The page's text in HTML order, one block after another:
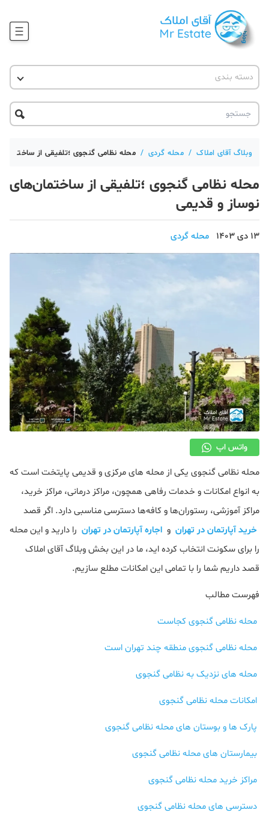
آموزش املاک
حقوقی
آکادمی
دسته بندی
آقای مشاور املاک
آکادمی آقای املاک
آموزش املاک
آموزش پلتفرم آقای املاک
تحلیل مسکن
دکوراسیون
معماری
ملکی
همایش و نمایشگاه
وبلاگ آقای املاک / محله گردی / محله نظامی گنجوی ؛تلفیقی از
محله نظامی گنجوی ؛تلفیقی از ساختمان‌های
نوساز و قدیمی
13 دی 1403 محله گردی
واتس اپ
محله نظامی گنجوی یکی از محله های مرکزی و قدیمی پایتخت است که
به انواع امکانات و خدمات رفاهی همچون، مراکز درمانی، مراکز خرید،
مراکز آموزشی، رستوران‌ها و کافه‌ها دسترسی مناسبی دارد. اگر قصد
خرید آپارتمان در تهران و اجاره آپارتمان در تهران را دارید و این محله
را برای سکونت انتخاب کرده اید، ما در این بخش وبلاگ آقای املاک
قصد داریم شما را با تمامی این امکانات مطلع سازیم.
فهرست مطالب
محله نظامی گنجوی کجاست
محله نظامی گنجوی منطقه چند تهران است
محله های نزدیک به نظامی گنجوی
امکانات محله نظامی گنجوی
پارک ها و بوستان های محله نظامی گنجوی
بیمارستان های محله نظامی گنجوی
مراکز خرید محله نظامی گنجوی
دسترسی های محله نظامی گنجوی